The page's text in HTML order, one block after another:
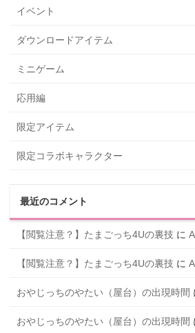
イベント
ダウンロードアイテム
ミニゲーム
応用編
限定アイテム
限定コラボキャラクター
最近のコメント
【閲覧注意？】たまごっち4Uの裏技 にA
【閲覧注意？】たまごっち4Uの裏技 にA
おやじっちのやたい（屋台）の出現時間
おやじっちのやたい（屋台）の出現時間